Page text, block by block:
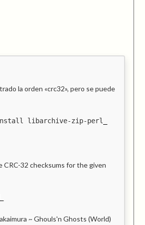
la orden «crc32», pero se puede
libarchive-zip-perl
CRC-32 checksums for the given
~ Ghouls'n Ghosts (World)